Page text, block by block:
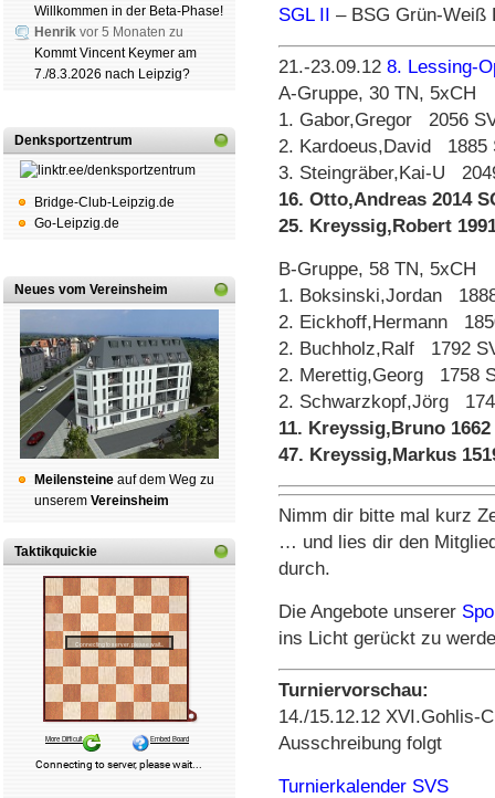
Willkommen in der Beta-Phase!
Henrik vor 5 Monaten zu
Kommt Vincent Keymer am
7./8.3.2026 nach Leipzig?
Denksportzentrum
Bridge-Club-Leipzig.de
Go-Leipzig.de
Neues vom Vereinsheim
Mei­len­stei­ne auf dem Weg zu
un­se­rem Ver­eins­heim
Taktikquickie
SGL II – BSG Grün-Weiß
21.-23.09.12 8. Lessing-
A-Gruppe, 30 TN, 5xCH
1. Gabor,Gregor 2056
2. Kardoeus,David 1885
3. Steingräber,Kai-U
16. Otto,Andreas 2014
25. Kreyssig,Robert
B-Gruppe, 58 TN, 5xCH
1. Boksinski,Jordan
2. Eickhoff,Hermann
2. Buchholz,Ralf 1792
2. Merettig,Georg 1758
2. Schwarzkopf,Jörg
11. Kreyssig,Bruno
47. Kreyssig,Markus
Nimm dir bitte mal kurz
… und lies dir den
durch.
Die Angebote unserer
ins Licht gerückt zu
Turniervorschau:
14./15.12.12 XVI.Gohlis-
Ausschreibung folgt
Turnierkalender SVS